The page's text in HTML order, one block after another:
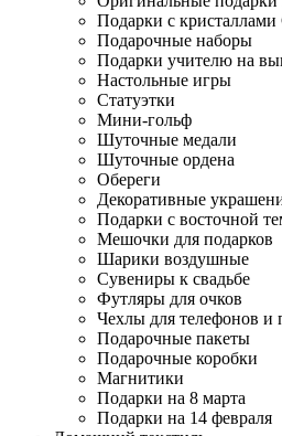
Подарки с кристаллами
Подарочные наборы
Подарки учителю на
Настольные игры
Статуэтки
Мини-гольф
Шуточные медали
Шуточные ордена
Обереги
Декоративные
Подарки с восточной
Мешочки для подарков
Шарики воздушные
Сувениры к свадьбе
Футляры для очков
Чехлы для телефонов и
Подарочные пакеты
Подарочные коробки
Магнитики
Подарки на 8 марта
Подарки на 14 февраля